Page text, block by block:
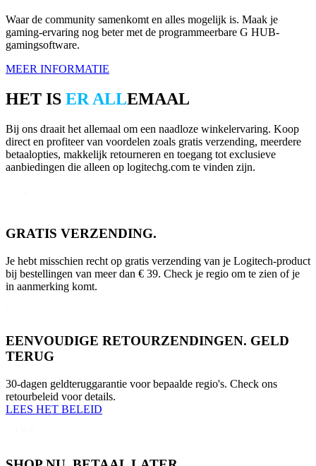
Waar de community samenkomt en alles mogelijk is. Maak je
gaming-ervaring nog beter met de programmeerbare G HUB-
gamingsoftware.
MEER INFORMATIE
HET IS ER ALLEMAAL
Bij ons draait het allemaal om een naadloze winkelervaring. Koop
direct en profiteer van voordelen zoals gratis verzending, meerdere
betaalopties, makkelijk retourneren en toegang tot exclusieve
aanbiedingen die alleen op logitechg.com te vinden zijn.
GRATIS VERZENDING.
Je hebt misschien recht op gratis verzending van je Logitech-product
bij bestellingen van meer dan € 39. Check je regio om te zien of je
in aanmerking komt.
EENVOUDIGE RETOURZENDINGEN. GELD
TERUG
30-dagen geldteruggarantie voor bepaalde regio's. Check ons
retourbeleid voor details.
LEES HET BELEID